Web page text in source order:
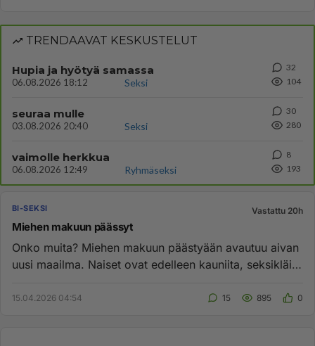
TRENDAAVAT KESKUSTELUT
Hupia ja hyötyä samassa
06.08.2026 18:12 Seksi
32
104
seuraa mulle
03.08.2026 20:40 Seksi
30
280
vaimolle herkkua
06.08.2026 12:49 Ryhmäseksi
8
193
BI-SEKSI Vastattu 20h
Miehen makuun päässyt
Onko muita? Miehen makuun päästyään avautuu aivan
uusi maailma. Naiset ovat edelleen kauniita, seksikläitä
15.04.2026 04:54 15 895 0